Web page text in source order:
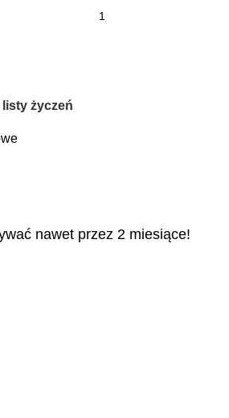
listy życzeń
nawet przez 2 miesiące!